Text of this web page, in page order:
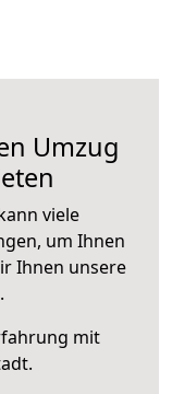
Umzug
viele
um Ihnen
Ihnen unsere
mit
.